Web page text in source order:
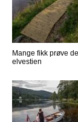
Mange fikk prøve
elvestien